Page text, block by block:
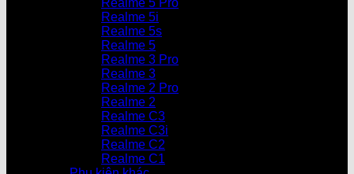
Realme 5 Pro
Realme 5i
Realme 5s
Realme 5
Realme 3 Pro
Realme 3
Realme 2 Pro
Realme 2
Realme C3
Realme C3i
Realme C2
Realme C1